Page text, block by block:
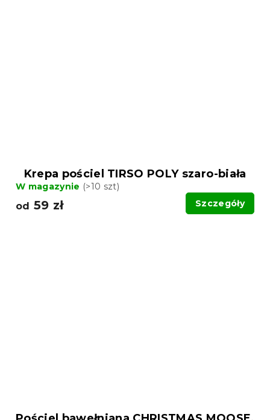
Krepa pościel TIRSO POLY szaro-biała
W magazynie (>10 szt)
od 59 zł Szczegóły